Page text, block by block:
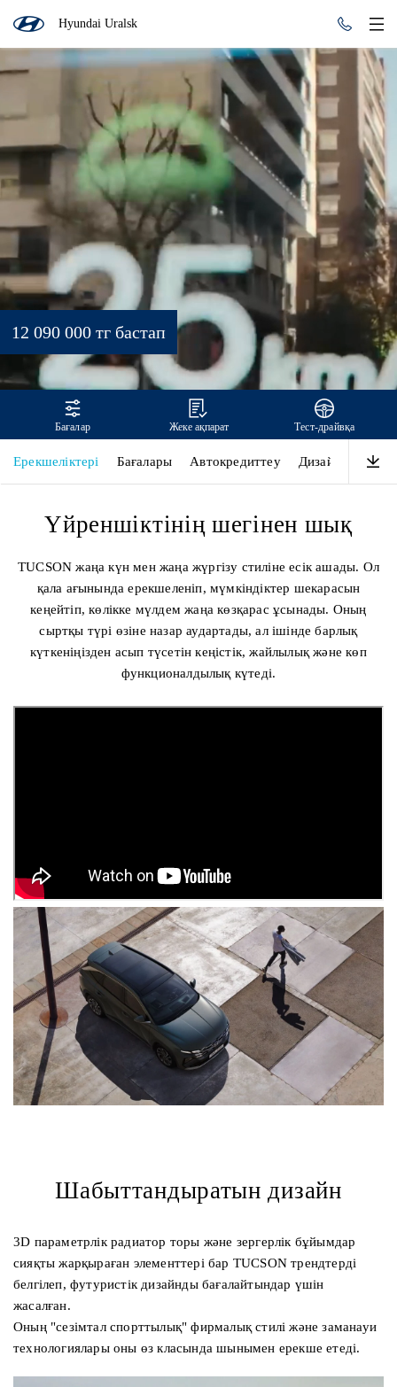
Hyundai Uralsk
TUCSON
12 090 000 тг бастап
Бағалар Жеке ақпарат Тест-драйвқа
Ерекшеліктері Бағалары Автокредиттеу Дизайн
Үйреншіктінің шегінен шық
TUCSON жаңа күн мен жаңа жүргізу стиліне есік ашады. Ол
қала ағынында ерекшеленіп, мүмкіндіктер шекарасын
кеңейтіп, көлікке мүлдем жаңа көзқарас ұсынады. Оның
сыртқы түрі өзіне назар аудартады, ал ішінде барлық
күткеніңізден асып түсетін кеңістік, жайлылық және көп
функционалдылық күтеді.
Шабыттандыратын дизайн
3D параметрлік радиатор торы және зергерлік бұйымдар
сияқты жарқыраған элементтері бар TUCSON трендтерді
белгілеп, футуристік дизайнды бағалайтындар үшін
жасалған.
Оның "сезімтал спорттылық" фирмалық стилі және заманауи
технологиялары оны өз класында шынымен ерекше етеді.